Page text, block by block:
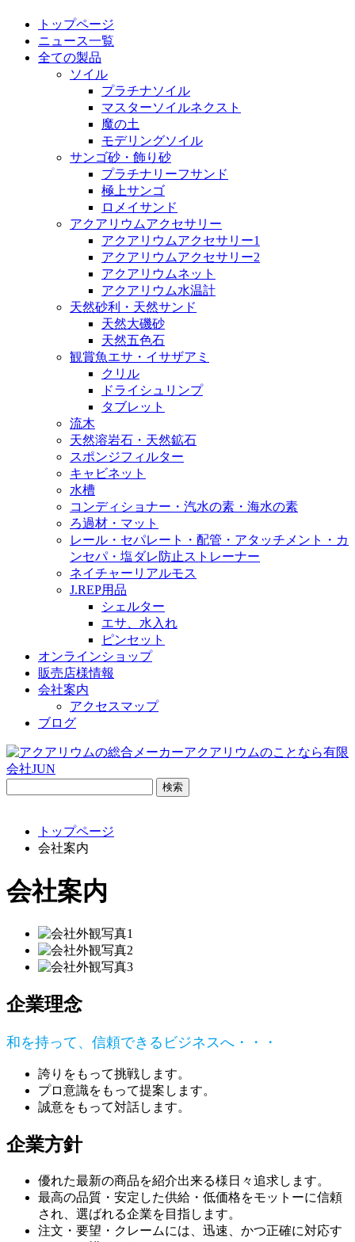
トップページ
ニュース一覧
全ての製品
ソイル
プラチナソイル
マスターソイルネクスト
魔の土
モデリングソイル
サンゴ砂・飾り砂
プラチナリーフサンド
極上サンゴ
ロメイサンド
アクアリウムアクセサリー
アクアリウムアクセサリー1
アクアリウムアクセサリー2
アクアリウムネット
アクアリウム水温計
天然砂利・天然サンド
天然大磯砂
天然五色石
観賞魚エサ・イサザアミ
クリル
ドライシュリンプ
タブレット
流木
天然溶岩石・天然鉱石
スポンジフィルター
キャビネット
水槽
コンディショナー・汽水の素・海水の素
ろ過材・マット
レール・セパレート・配管・アタッチメント・カ
ンセパ・塩ダレ防止ストレーナー
ネイチャーリアルモス
J.REP用品
シェルター
エサ、水入れ
ピンセット
オンラインショップ
販売店様情報
会社案内
アクセスマップ
ブログ
トップページ
会社案内
会社案内
企業理念
和を持って、信頼できるビジネスへ・・・
誇りをもって挑戦します。
プロ意識をもって提案します。
誠意をもって対話します。
企業方針
優れた最新の商品を紹介出来る様日々追求します。
最高の品質・安定した供給・低価格をモットーに信頼
され、選ばれる企業を目指します。
注文・要望・クレームには、迅速、かつ正確に対応す